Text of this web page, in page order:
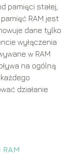
pamięci stałej,
RAM jest
dane tylko
wyłączenia
w RAM
na ogólną
działanie